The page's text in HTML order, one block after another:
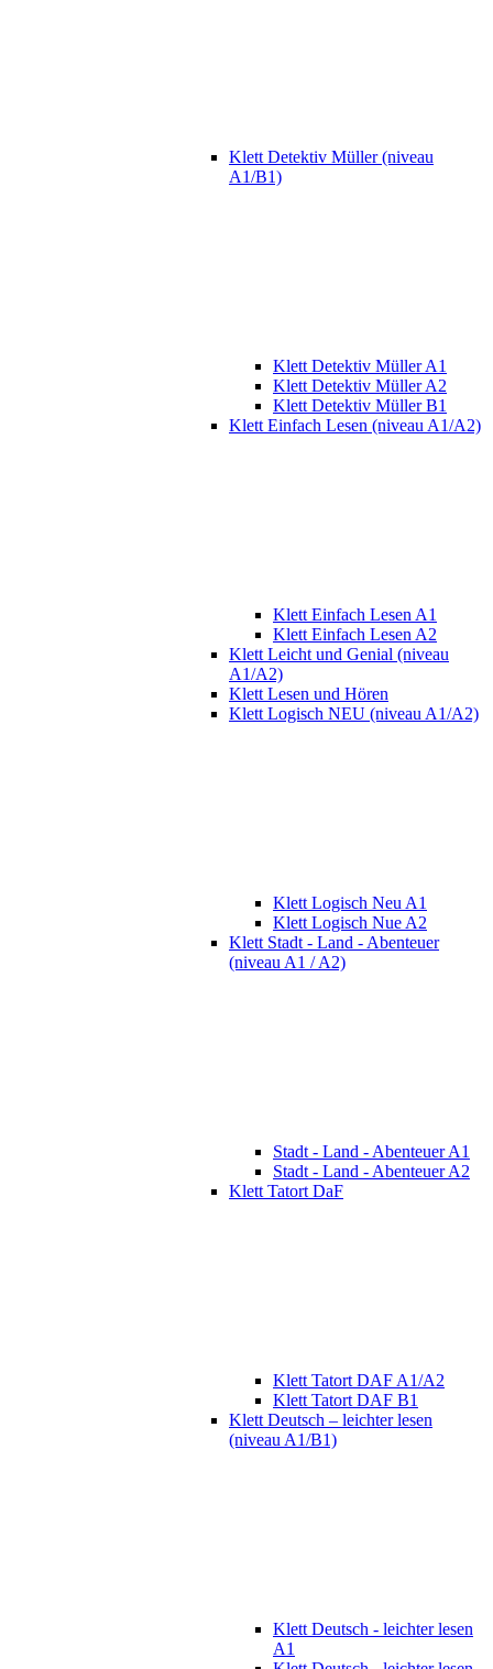
Klett Detektiv Müller (niveau
A1/B1)
Klett Detektiv Müller A1
Klett Detektiv Müller A2
Klett Detektiv Müller B1
Klett Einfach Lesen (niveau A1/A2)
Klett Einfach Lesen A1
Klett Einfach Lesen A2
Klett Leicht und Genial (niveau
A1/A2)
Klett Lesen und Hören
Klett Logisch NEU (niveau A1/A2)
Klett Logisch Neu A1
Klett Logisch Nue A2
Klett Stadt - Land - Abenteuer
(niveau A1 / A2)
Stadt - Land - Abenteuer A1
Stadt - Land - Abenteuer A2
Klett Tatort DaF
Klett Tatort DAF A1/A2
Klett Tatort DAF B1
Klett Deutsch – leichter lesen
(niveau A1/B1)
Klett Deutsch - leichter lesen
A1